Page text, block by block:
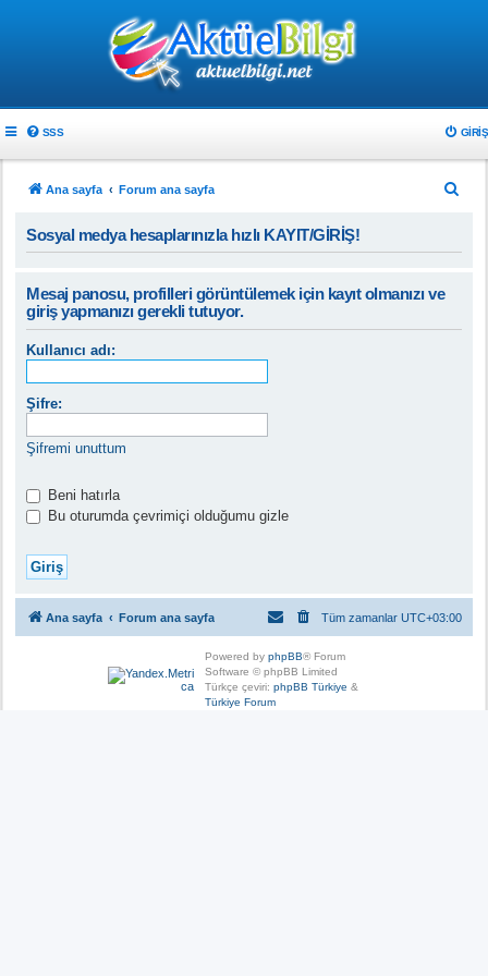
SSS GIRIŞ
Ana sayfa Forum ana sayfa
Sosyal medya hesaplarınızla hızlı KAYIT/GİRİŞ!
Mesaj panosu, profilleri görüntülemek için kayıt olmanızı ve
giriş yapmanızı gerekli tutuyor.
Kullanıcı adı:
Şifre:
Şifremi unuttum
Beni hatırla
Bu oturumda çevrimiçi olduğumu gizle
Ana sayfa Forum ana sayfa Tüm zamanlar UTC+03:00
Powered by phpBB® Forum
Software © phpBB Limited
Türkçe çeviri: phpBB Türkiye &
Türkiye Forum